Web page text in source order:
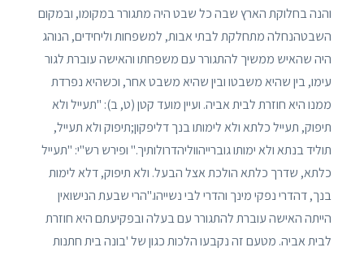
והנה בחלוקת הארץ שבה כל שבט היה מתגורר במקומו, ובמקום
השבטהנחלה מתחלקת לבתי אבות, למשפחות וליחידים, הנוהג
היה שהאיש ממשיך להתגורר עם משפחתו והאישה עוברת לגור
עימו, בין שהיא משבטו ובין שהיא משבט אחר, וכשהיא נפרדת
ממנו היא חוזרת לבית אביה. ועיין מועד קטן (ט, ב): "תעייל ולא
תיפוק, תעייל כלתא ולא לימותו בנך דליפקון;תיפוק ולא תעייל,
תוליד בנתא ולא ימותו גוברייהווליהדרולותיך." ופירש רש"י: "תעייל
כלתא, שדרך כלתא הולכת אצל הבעל. ולא תיפוק, דלא לימות
בנך, דהדרי נפקי מינך והדרי לבי נשייהו."הרי שבעת הנישואין
הייתה האישה עוברת להתגורר עם בעלה ובפקיעתם היא חוזרת
לבית אביה. מטעם זה נקבעו הלכות כגון של 'בונה בית חתנות